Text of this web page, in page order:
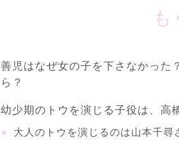
も
善児はなぜ女の子を下さなかった
ら？
幼少期のトウを演じる子役は、高
大人のトウを演じるのは山本千尋